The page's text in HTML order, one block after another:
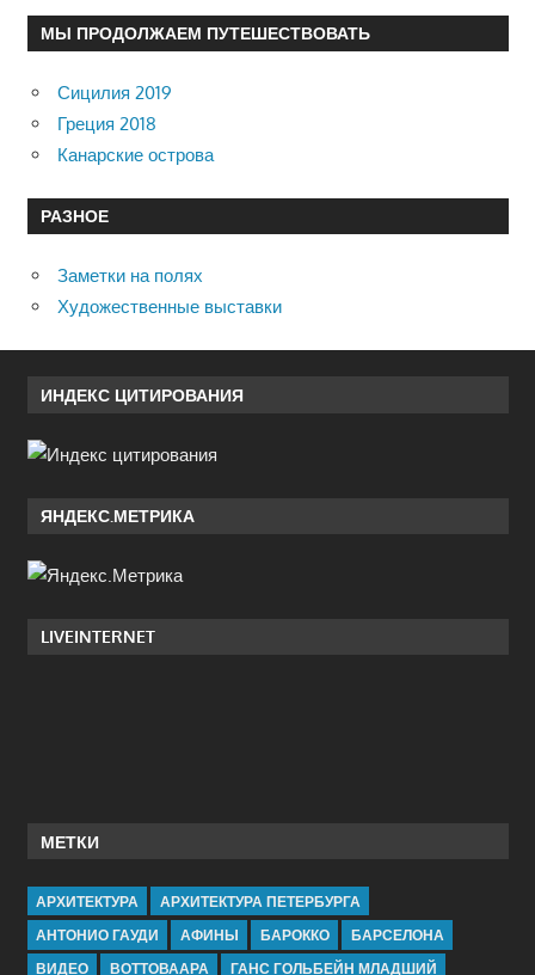
МЫ ПРОДОЛЖАЕМ ПУТЕШЕСТВОВАТЬ
Сицилия 2019
Греция 2018
Канарские острова
РАЗНОЕ
Заметки на полях
Художественные выставки
ИНДЕКС ЦИТИРОВАНИЯ
ЯНДЕКС.МЕТРИКА
LIVEINTERNET
МЕТКИ
АРХИТЕКТУРА
АРХИТЕКТУРА ПЕТЕРБУРГА
АНТОНИО ГАУДИ
АФИНЫ БАРОККО
БАРСЕЛОНА
ВИДЕО
ВОТТОВААРА ГАНС ГОЛЬБЕЙН МЛАДШИЙ